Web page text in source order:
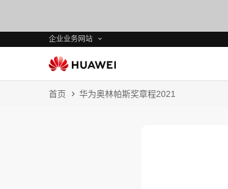
企业业务网站
首页 华为奥林帕斯奖章程2021